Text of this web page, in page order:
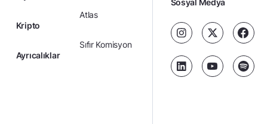
Kripto
Ayrıcalıklar
Atlas
Sıfır Komisyon
Sosyal Medya